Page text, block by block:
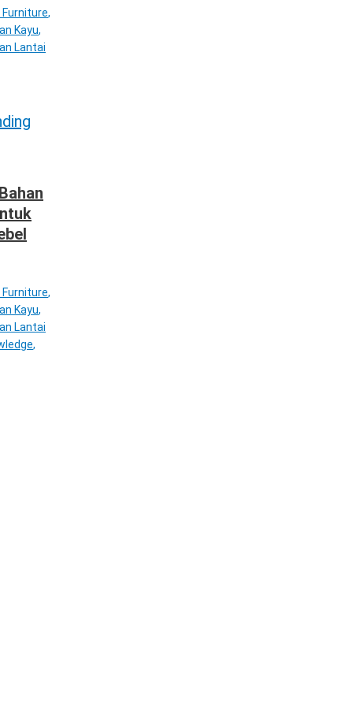
Furniture,
Kayu,
Lantai
Furniture,
Kayu,
Lantai
,